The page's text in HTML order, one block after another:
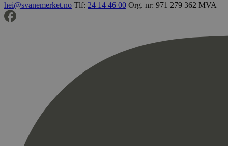
hei@svanemerket.no Tlf: 24 14 46 00 Org. nr: 971 279 362 MVA